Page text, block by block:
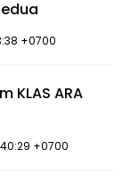
+0700
KLAS ARA
+0700